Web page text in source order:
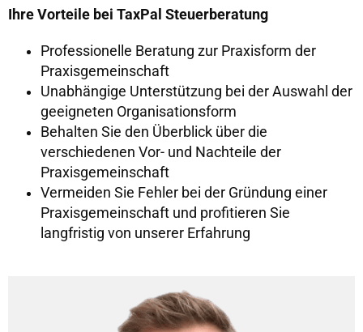
Ihre Vorteile bei TaxPal Steuerberatung
Professionelle Beratung zur Praxisform der
Praxisgemeinschaft
Unabhängige Unterstützung bei der Auswahl der
geeigneten Organisationsform
Behalten Sie den Überblick über die
verschiedenen Vor- und Nachteile der
Praxisgemeinschaft
Vermeiden Sie Fehler bei der Gründung einer
Praxisgemeinschaft und profitieren Sie
langfristig von unserer Erfahrung